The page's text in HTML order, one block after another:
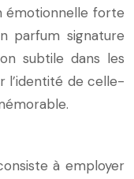
émotionnelle forte
parfum signature
subtile dans les
l’identité de celle-
à employer